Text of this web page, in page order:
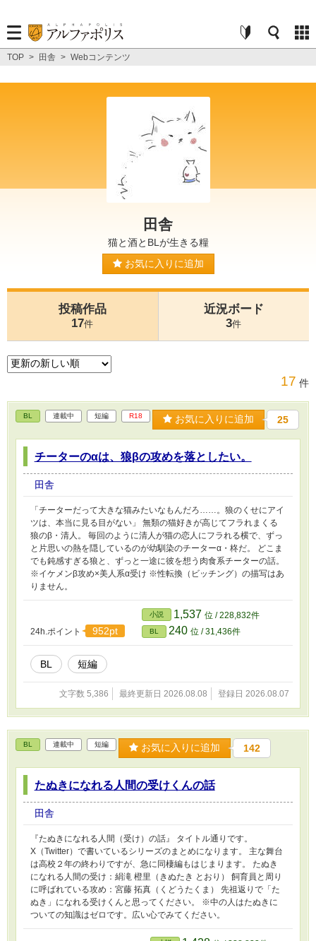
TOP > 田舎 > Webコンテンツ
田舎
猫と酒とBLが生きる糧
お気に入りに追加
投稿作品
17件
近況ボード
3件
17 件
BL 連載中 短編 R18 お気に入りに追加 25
チーターのαは、狼βの攻めを落としたい。
田舎
「チーターだって大きな猫みたいなもんだろ……。狼のくせにアイ
ツは、本当に見る目がない」 無類の猫好きが高じてフラれまくる
狼のβ・清人。 毎回のように清人が猫の恋人にフラれる横で、ずっ
と片思いの熱を隠しているのが幼馴染のチーターα・柊だ。 どこま
でも鈍感すぎる狼と、ずっと一途に彼を想う肉食系チーターの話。
※イケメンβ攻め×美人系α受け ※性転換（ビッチング）の描写はあ
りません。
24h.ポイント 952pt
小説 1,537 位 / 228,832件
BL 240 位 / 31,436件
BL 短編
文字数 5,386 最終更新日 2026.08.08 登録日 2026.08.07
BL 連載中 短編 お気に入りに追加 142
たぬきになれる人間の受けくんの話
田舎
『たぬきになれる人間（受け）の話』 タイトル通りです。
X（Twitter）で書いているシリーズのまとめになります。 主な舞台
は高校２年の終わりですが、急に同棲編もはじまります。 たぬき
になれる人間の受け：絹滝 橙里（きぬたき とおり） 飼育員と周り
に呼ばれている攻め：宮藤 拓真（くどうたくま） 先祖返りで「た
ぬき」になれる受けくんと思ってください。 ※中の人はたぬきに
ついての知識はゼロです。広い心でみてください。